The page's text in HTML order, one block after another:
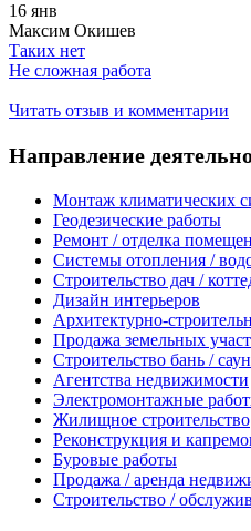
16 янв
Максим Окишев
Таких нет
Не сложная работа
Читать отзыв и комментарии
Направление
Монтаж климатических
Геодезические работы
Ремонт / отделка
Системы отопления /
Строительство дач /
Дизайн интерьеров
Архитектурно-
Продажа земельных
Строительство бань / саун
Агентства недвижимости
Электромонтажные
Жилищное строительство
Реконструкция и
Буровые работы
Продажа / аренда
Строительство /